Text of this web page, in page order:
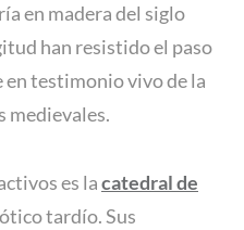
en madera del siglo
han resistido el paso
testimonio vivo de la
medievales.
es lacatedral de
tardío. Sus